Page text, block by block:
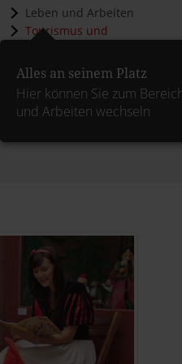
Leben und Arbeiten
Alles an seinem Platz
Hier können Sie zum
und Arbeiten wechseln
Tourismus und